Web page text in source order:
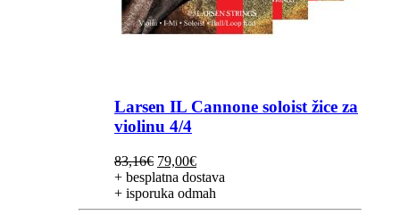
Larsen IL Cannone soloist žice za
violinu 4/4
83,16€ Izvorna
cijena
bila
je:
79,00€Trenutna
cijena
je:
79,00€.
+ besplatna dostava
+ isporuka odmah